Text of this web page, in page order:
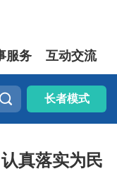
服务 互动交流
 长者模式
真落实为民